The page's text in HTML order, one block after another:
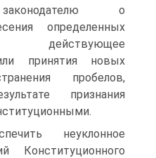
о
определенных
принятия новых
пробелов,
признания
неуклонное
Конституционного